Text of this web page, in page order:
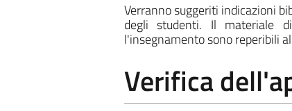
Verranno suggeriti indicazioni
degli studenti. Il materiale
l'insegnamento sono reperibili
Verifica